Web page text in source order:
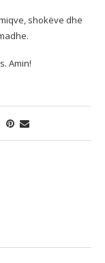
shokëve dhe
Amin!